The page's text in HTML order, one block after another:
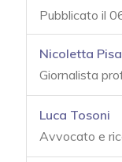
Pubblicato il
Nicoletta
Giornalista
Luca Tosoni
Avvocato e